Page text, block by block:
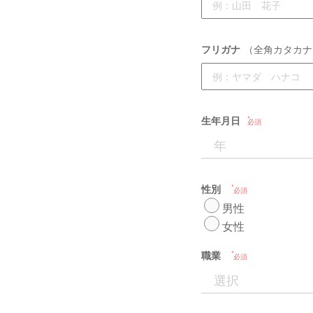
フリガナ （全角カタカナ
生年月日 必須
性別 必須
男性
女性
職業 必須